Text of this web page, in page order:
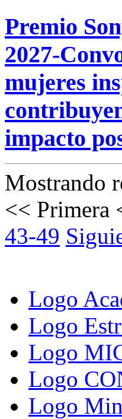
Premio
2027-
mujeres
impacto
Mostrando
<< Primera
43-49
Logo
Logo
Logo
Logo
Logo